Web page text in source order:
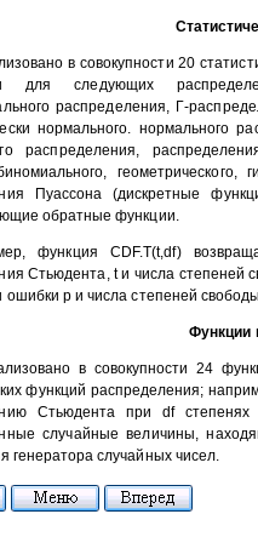
в совокупности 20
для следующих
распределения, Г-
нормального. нормального
распределения,
геометрического,
Пуассона (дискретные
обратные функции.
функция CDF.T(t,df)
Стьюдента, t и числа степеней
ошибки р и числа степеней
Функции
в совокупности 24
функций распределения;
Стьюдента при df степенях
случайные величины,
генератора случайных чисел.